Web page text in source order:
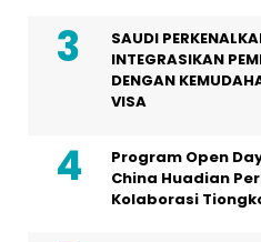
SAUDI
INTEGRASIKAN
DENGAN
VISA
Program Open
China Huadian
Kolaborasi